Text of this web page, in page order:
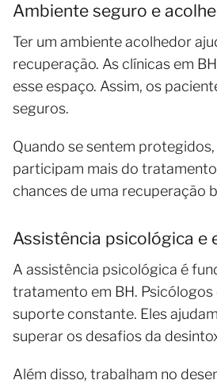
Ambiente seguro e
Ter um ambiente acolhedor
recuperação. As clínicas em
esse espaço. Assim, os
seguros.
Quando se sentem
participam mais do
chances de uma recuperação
Assistência psicológica e
A assistência psicológica é
tratamento em BH.
suporte constante. Eles
superar os desafios da
Além disso, trabalham no